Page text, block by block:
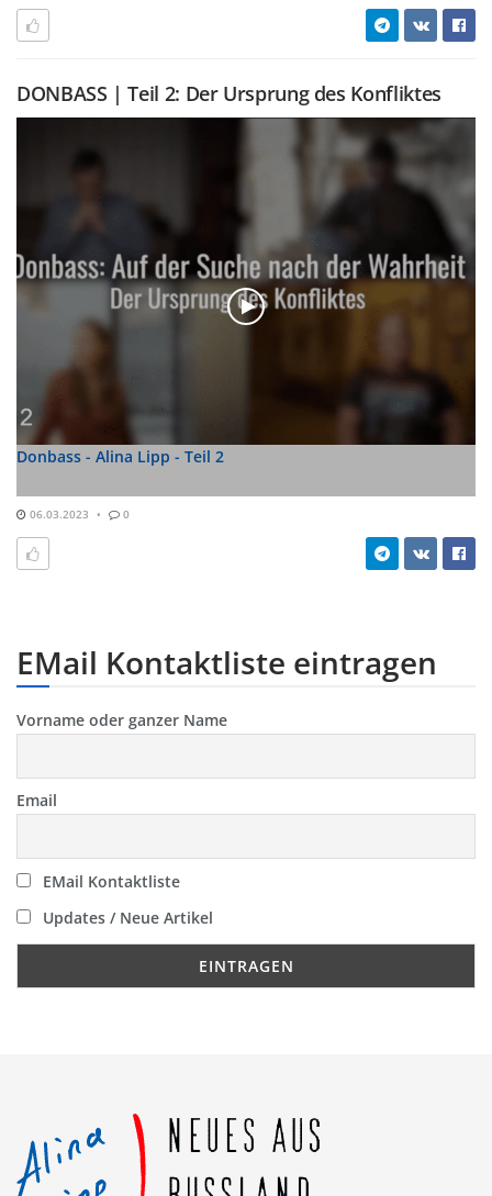
DONBASS | Teil 2: Der Ursprung des Konfliktes
Donbass - Alina Lipp - Teil 2
06.03.2023 0
EMail Kontaktliste eintragen
Vorname oder ganzer Name
Email
EMail Kontaktliste
Updates / Neue Artikel